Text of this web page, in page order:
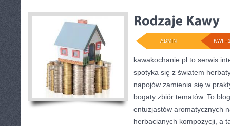
KWI -
ADMIN
kawakochanie.pl to serwis
spotyka się z światem
napojów zamienia się w
bogaty zbiór tematów. To
entuzjastów aromatycznych
herbacianych kompozycji, a